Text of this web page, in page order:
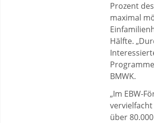
Prozent
maximal
Hälfte.
BMWK.
„Im EBW-
vervielfacht
über